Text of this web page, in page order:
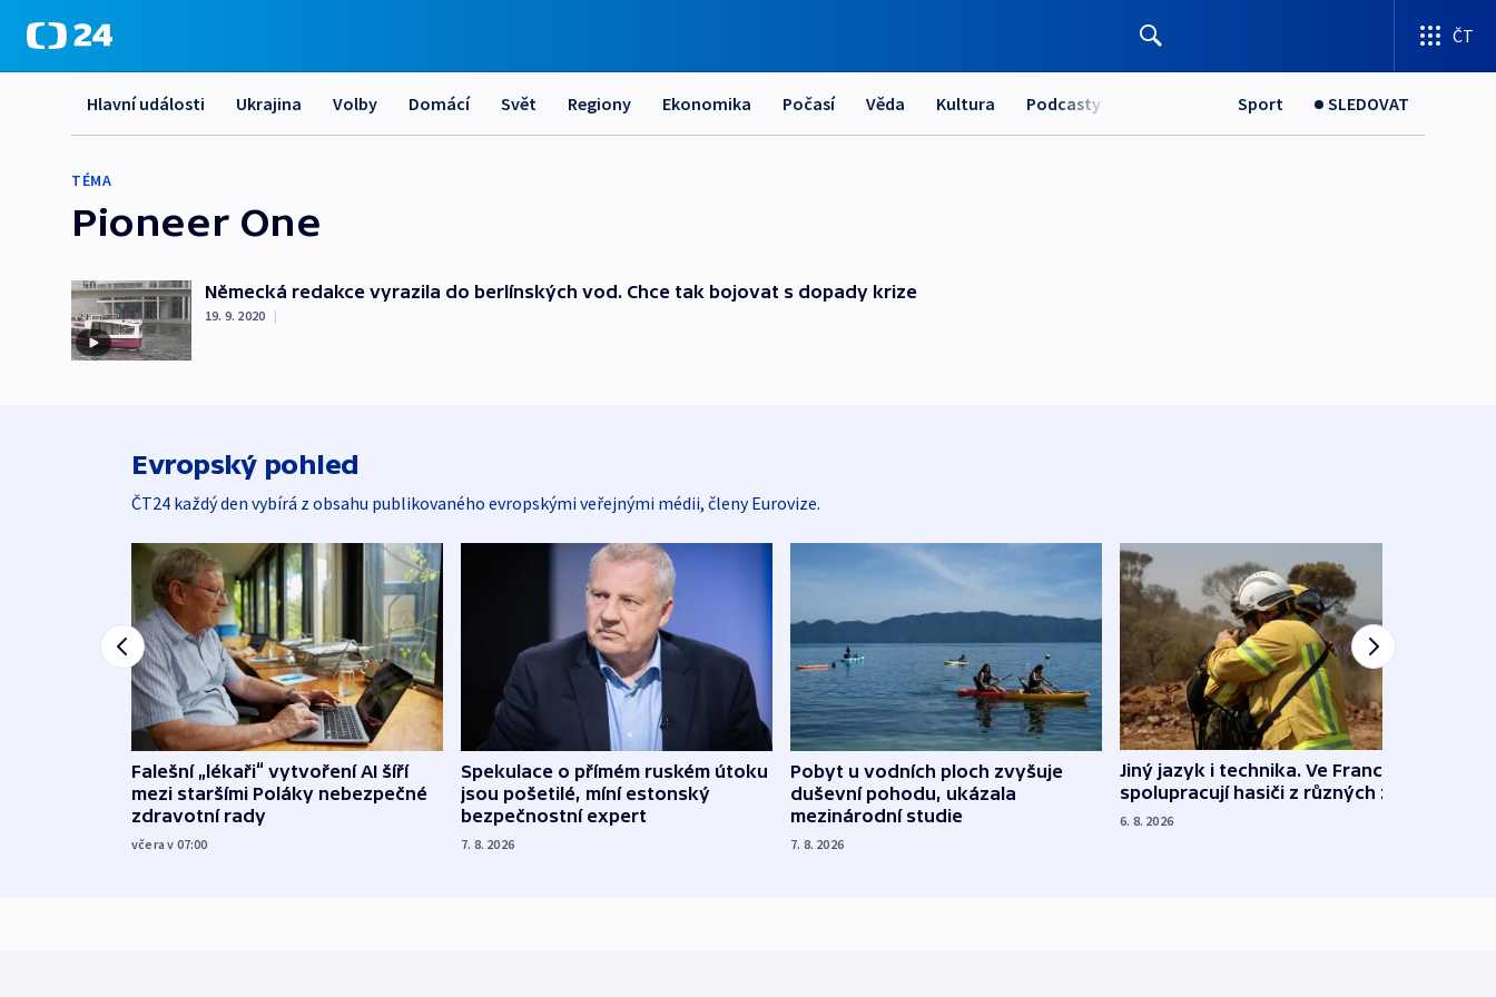
ČT
Hlavní události Ukrajina Volby Domácí Svět Regiony Ekonomika Počasí Věda Kultura Podcasty Sport SLEDOVAT
TÉMA
Pioneer One
Německá redakce vyrazila do berlínských vod. Chce tak bojovat s dopady krize
19. 9. 2020 |
Evropský pohled
ČT24 každý den vybírá z obsahu publikovaného evropskými veřejnými médii, členy Eurovize.
Falešní „lékaři“ vytvoření AI šíří
mezi staršími Poláky nebezpečné
zdravotní rady
včera v 07:00
Spekulace o přímém ruském útoku
jsou pošetilé, míní estonský
bezpečnostní expert
7. 8. 2026
Pobyt u vodních ploch zvyšuje
duševní pohodu, ukázala
mezinárodní studie
7. 8. 2026
Jiný jazyk i technika. Ve Francii
spolupracují hasiči z různých zemí
6. 8. 2026